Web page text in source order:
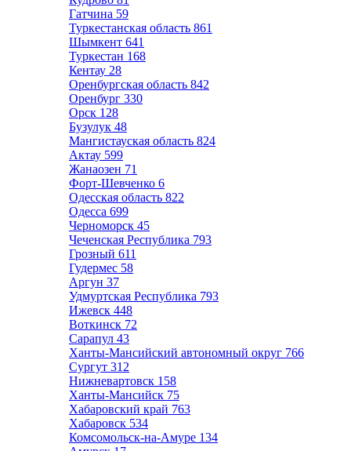
Гатчина 59
Туркестанская область 861
Шымкент 641
Туркестан 168
Кентау 28
Оренбургская область 842
Оренбург 330
Орск 128
Бузулук 48
Мангистауская область 824
Актау 599
Жанаозен 71
Форт-Шевченко 6
Одесская область 822
Одесса 699
Черноморск 45
Чеченская Республика 793
Грозный 611
Гудермес 58
Аргун 37
Удмуртская Республика 793
Ижевск 448
Воткинск 72
Сарапул 43
Ханты-Мансийский автономный округ 766
Сургут 312
Нижневартовск 158
Ханты-Мансийск 75
Хабаровский край 763
Хабаровск 534
Комсомольск-на-Амуре 134